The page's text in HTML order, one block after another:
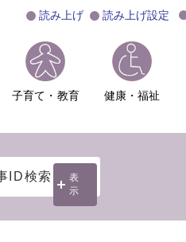
読み上げ 読み上げ設定
子育て・教育 健康・福祉
ID検索
表
示